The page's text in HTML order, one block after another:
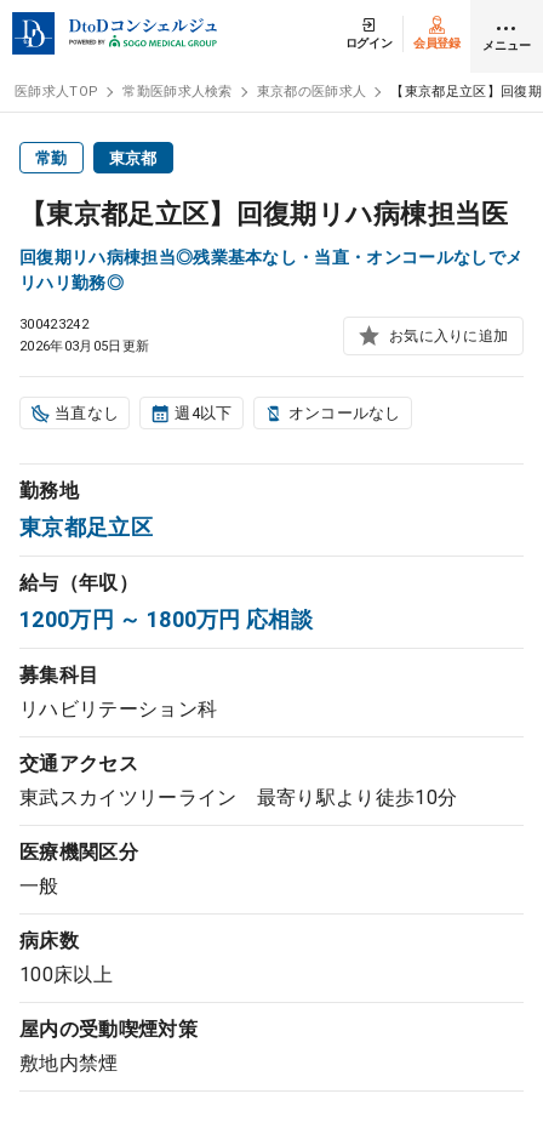
ログイン 会員登録 メニュー
医師求人
非常勤検索 アルバイト
コンサルタント
成功事例
転職ノウハウ
受付時間 9:00 ～ 18:00（平日）
クリニック開業
DtoDとは
お問合せ
医師求人TOP 常勤医師求人検索 東京都の医師求人 【東京都足立区】回復
常勤 東京都
【東京都足立区】回復期リハ病棟担当医
回復期リハ病棟担当◎残業基本なし・当直・オンコールなしでメ
リハリ勤務◎
300423242
2026年03月05日更新
お気に入りに追加
当直なし 週4以下 オンコールなし
勤務地
東京都足立区
給与（年収）
1200万円 ～ 1800万円 応相談
募集科目
リハビリテーション科
交通アクセス
東武スカイツリーライン 最寄り駅より徒歩10分
医療機関区分
一般
病床数
100床以上
屋内の受動喫煙対策
敷地内禁煙